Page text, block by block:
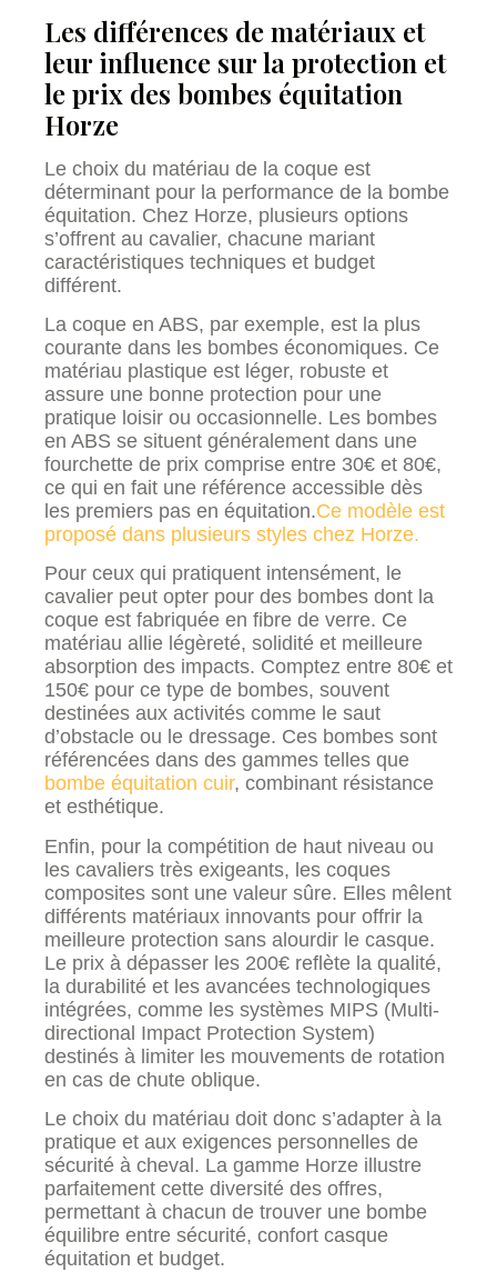
Les différences de matériaux et
leur influence sur la protection et
le prix des bombes équitation
Horze
Le choix du matériau de la coque est
déterminant pour la performance de la bombe
équitation. Chez Horze, plusieurs options
s’offrent au cavalier, chacune mariant
caractéristiques techniques et budget
différent.
La coque en ABS, par exemple, est la plus
courante dans les bombes économiques. Ce
matériau plastique est léger, robuste et
assure une bonne protection pour une
pratique loisir ou occasionnelle. Les bombes
en ABS se situent généralement dans une
fourchette de prix comprise entre 30€ et 80€,
ce qui en fait une référence accessible dès
les premiers pas en équitation.Ce modèle est
proposé dans plusieurs styles chez Horze.
Pour ceux qui pratiquent intensément, le
cavalier peut opter pour des bombes dont la
coque est fabriquée en fibre de verre. Ce
matériau allie légèreté, solidité et meilleure
absorption des impacts. Comptez entre 80€ et
150€ pour ce type de bombes, souvent
destinées aux activités comme le saut
d’obstacle ou le dressage. Ces bombes sont
référencées dans des gammes telles que
bombe équitation cuir, combinant résistance
et esthétique.
Enfin, pour la compétition de haut niveau ou
les cavaliers très exigeants, les coques
composites sont une valeur sûre. Elles mêlent
différents matériaux innovants pour offrir la
meilleure protection sans alourdir le casque.
Le prix à dépasser les 200€ reflète la qualité,
la durabilité et les avancées technologiques
intégrées, comme les systèmes MIPS (Multi-
directional Impact Protection System)
destinés à limiter les mouvements de rotation
en cas de chute oblique.
Le choix du matériau doit donc s’adapter à la
pratique et aux exigences personnelles de
sécurité à cheval. La gamme Horze illustre
parfaitement cette diversité des offres,
permettant à chacun de trouver une bombe
équilibre entre sécurité, confort casque
équitation et budget.